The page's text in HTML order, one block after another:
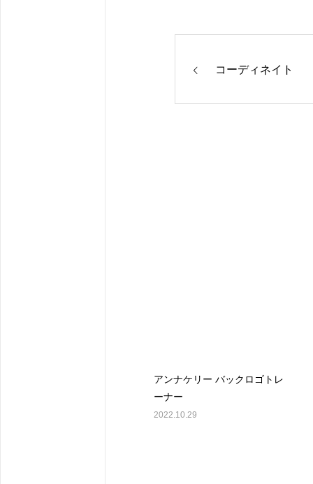
コーディネイト
アンナケリー バックロゴトレ
ーナー
2022.10.29